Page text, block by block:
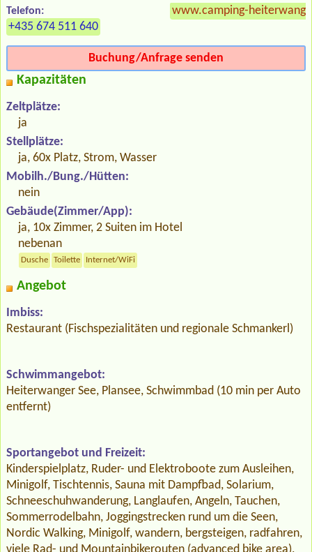
Telefon:
+435 674 511 640
www.camping-
Buchung/Anfrage senden
Kapazitäten
Zeltplätze:
ja
Stellplätze:
ja, 60x Platz, Strom, Wasser
Mobilh./Bung./Hütten:
nein
Gebäude(Zimmer/App):
ja, 10x Zimmer, 2 Suiten im Hotel
nebenan
Dusche Toilette Internet/WiFi
Angebot
Imbiss:
Restaurant (Fischspezialitäten und regionale Schmankerl)
Schwimmangebot:
Heiterwanger See, Plansee, Schwimmbad (10 min per Auto
entfernt)
Sportangebot und Freizeit:
Kinderspielplatz, Ruder- und Elektroboote zum Ausleihen,
Minigolf, Tischtennis, Sauna mit Dampfbad, Solarium,
Schneeschuhwanderung, Langlaufen, Angeln, Tauchen,
Sommerrodelbahn, Joggingstrecken rund um die Seen,
Nordic Walking, Minigolf, wandern, bergsteigen, radfahren,